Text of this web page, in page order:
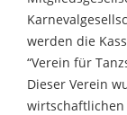
werden die
“Verein für
Dieser Verein
wirtschaftlichen